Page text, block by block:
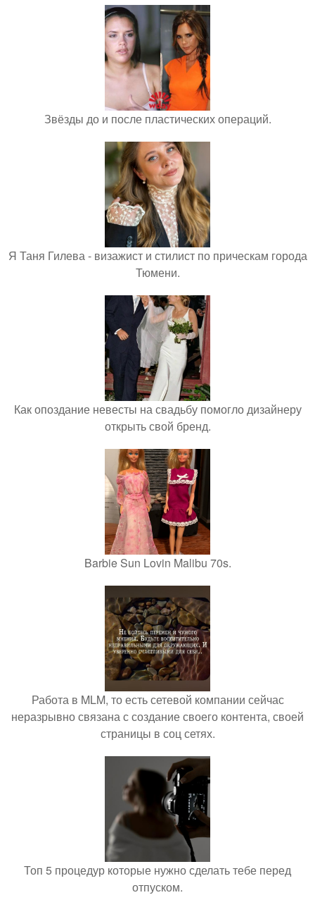
Звёзды до и после пластических операций.
Я Таня Гилева - визажист и стилист по прическам города
Тюмени.
Как опоздание невесты на свадьбу помогло дизайнеру
открыть свой бренд.
Barbie Sun Lovin Malibu 70s.
Работа в MLM, то есть сетевой компании сейчас
неразрывно связана с создание своего контента, своей
страницы в соц сетях.
Топ 5 процедур которые нужно сделать тебе перед
отпуском.